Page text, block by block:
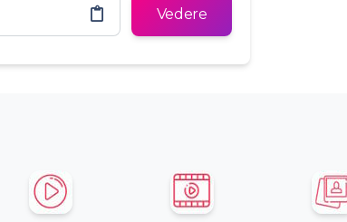
Vedere